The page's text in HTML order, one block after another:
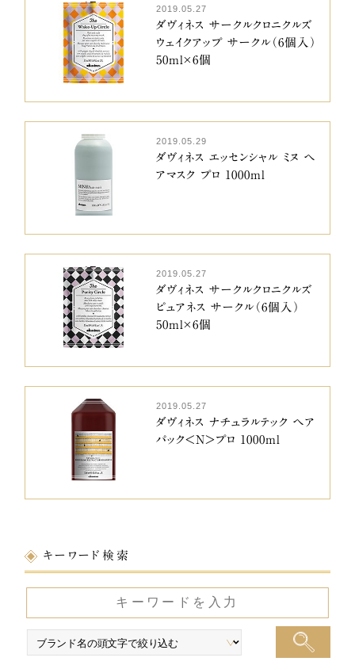
2019.05.27
ダヴィネス サークルクロニクルズ
ウェイクアップ サークル（6個入）
50ml×6個
2019.05.29
ダヴィネス エッセンシャル ミヌ ヘ
アマスク プロ 1000ml
2019.05.27
ダヴィネス サークルクロニクルズ
ピュアネス サークル（6個入）
50ml×6個
2019.05.27
ダヴィネス ナチュラルテック ヘア
パック＜N＞プロ 1000ml
キーワード検索